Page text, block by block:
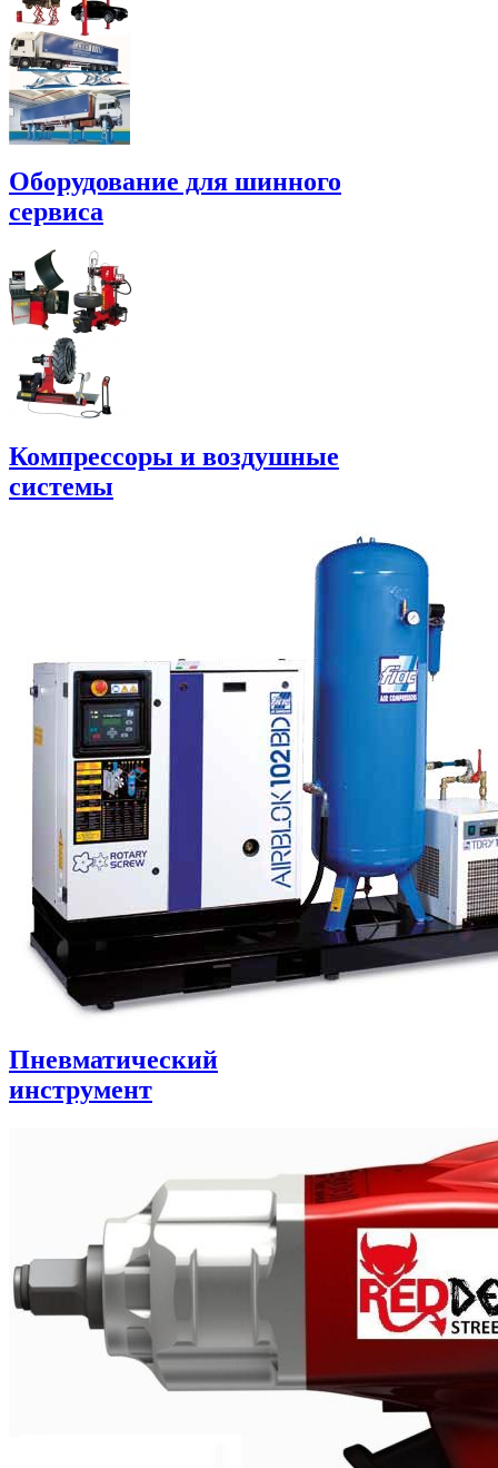
Оборудование для шинного
сервиса
Компрессоры и воздушные
системы
Пневматический
инструмент